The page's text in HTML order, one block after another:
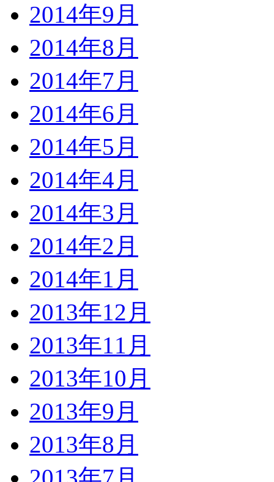
2014年9月
2014年8月
2014年7月
2014年6月
2014年5月
2014年4月
2014年3月
2014年2月
2014年1月
2013年12月
2013年11月
2013年10月
2013年9月
2013年8月